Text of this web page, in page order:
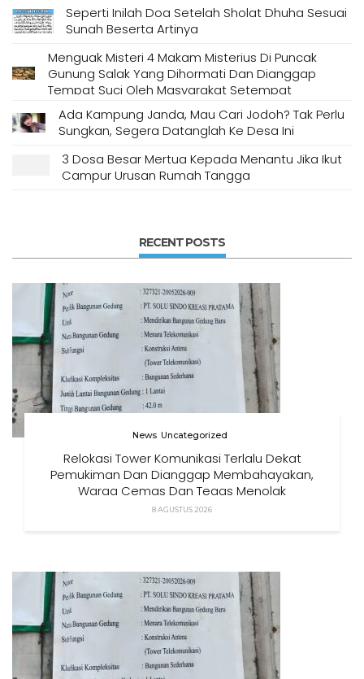
Seperti Inilah Doa Setelah Sholat Dhuha Sesuai
Sunah Beserta Artinya
Menguak Misteri 4 Makam Misterius Di Puncak
Gunung Salak Yang Dihormati Dan Dianggap
Tempat Suci Oleh Masyarakat Setempat
Ada Kampung Janda, Mau Cari Jodoh? Tak Perlu
Sungkan, Segera Datanglah Ke Desa Ini
3 Dosa Besar Mertua Kepada Menantu Jika Ikut
Campur Urusan Rumah Tangga
RECENT POSTS
News Uncategorized
Relokasi Tower Komunikasi Terlalu Dekat
Pemukiman Dan Dianggap Membahayakan,
Warga Cemas Dan Tegas Menolak
8 AGUSTUS 2026